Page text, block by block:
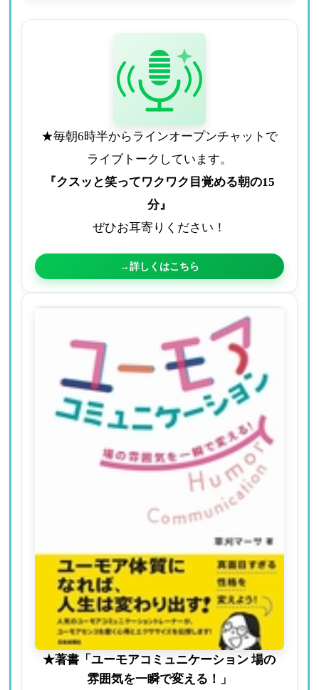
★毎朝6時半からラインオープンチャットで
ライブトークしています。
『クスッと笑ってワクワク目覚める朝の15
分』
ぜひお耳寄りください！
→詳しくはこちら
★著書「ユーモアコミュニケーション 場の
雰囲気を一瞬で変える！」